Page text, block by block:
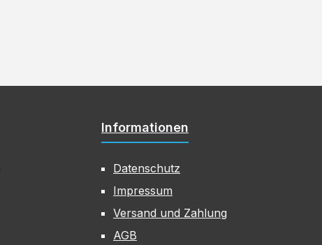
Informationen
Datenschutz
Impressum
Versand und Zahlung
AGB